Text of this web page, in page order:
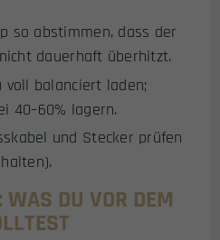
so abstimmen, dass der
dauerhaft überhitzt.
voll balanciert laden;
40–60% lagern.
und Stecker prüfen
DU VOR DEM